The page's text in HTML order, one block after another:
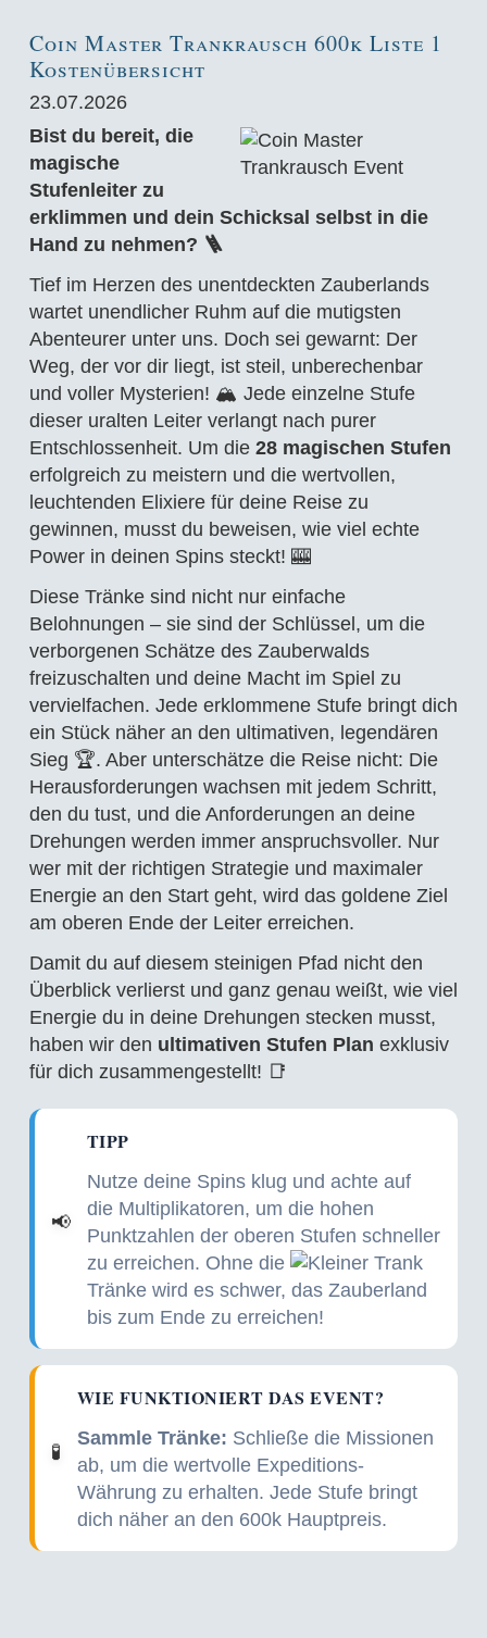
Coin Master Trankrausch 600k Liste 1
Kostenübersicht
23.07.2026
Bist du bereit, die
magische
Stufenleiter zu
erklimmen und dein Schicksal selbst in die
Hand zu nehmen? 🪜
Tief im Herzen des unentdeckten Zauberlands
wartet unendlicher Ruhm auf die mutigsten
Abenteurer unter uns. Doch sei gewarnt: Der
Weg, der vor dir liegt, ist steil, unberechenbar
und voller Mysterien! 🏔️ Jede einzelne Stufe
dieser uralten Leiter verlangt nach purer
Entschlossenheit. Um die 28 magischen Stufen
erfolgreich zu meistern und die wertvollen,
leuchtenden Elixiere für deine Reise zu
gewinnen, musst du beweisen, wie viel echte
Power in deinen Spins steckt! 🎰
Diese Tränke sind nicht nur einfache
Belohnungen – sie sind der Schlüssel, um die
verborgenen Schätze des Zauberwalds
freizuschalten und deine Macht im Spiel zu
vervielfachen. Jede erklommene Stufe bringt dich
ein Stück näher an den ultimativen, legendären
Sieg 🏆. Aber unterschätze die Reise nicht: Die
Herausforderungen wachsen mit jedem Schritt,
den du tust, und die Anforderungen an deine
Drehungen werden immer anspruchsvoller. Nur
wer mit der richtigen Strategie und maximaler
Energie an den Start geht, wird das goldene Ziel
am oberen Ende der Leiter erreichen.
Damit du auf diesem steinigen Pfad nicht den
Überblick verlierst und ganz genau weißt, wie viel
Energie du in deine Drehungen stecken musst,
haben wir den ultimativen Stufen Plan exklusiv
für dich zusammengestellt! 📑
📢
TIPP
Nutze deine Spins klug und achte auf
die Multiplikatoren, um die hohen
Punktzahlen der oberen Stufen schneller
zu erreichen. Ohne die
Tränke wird es schwer, das Zauberland
bis zum Ende zu erreichen!
🧪
WIE FUNKTIONIERT DAS EVENT?
Sammle Tränke: Schließe die Missionen
ab, um die wertvolle Expeditions-
Währung zu erhalten. Jede Stufe bringt
dich näher an den 600k Hauptpreis.